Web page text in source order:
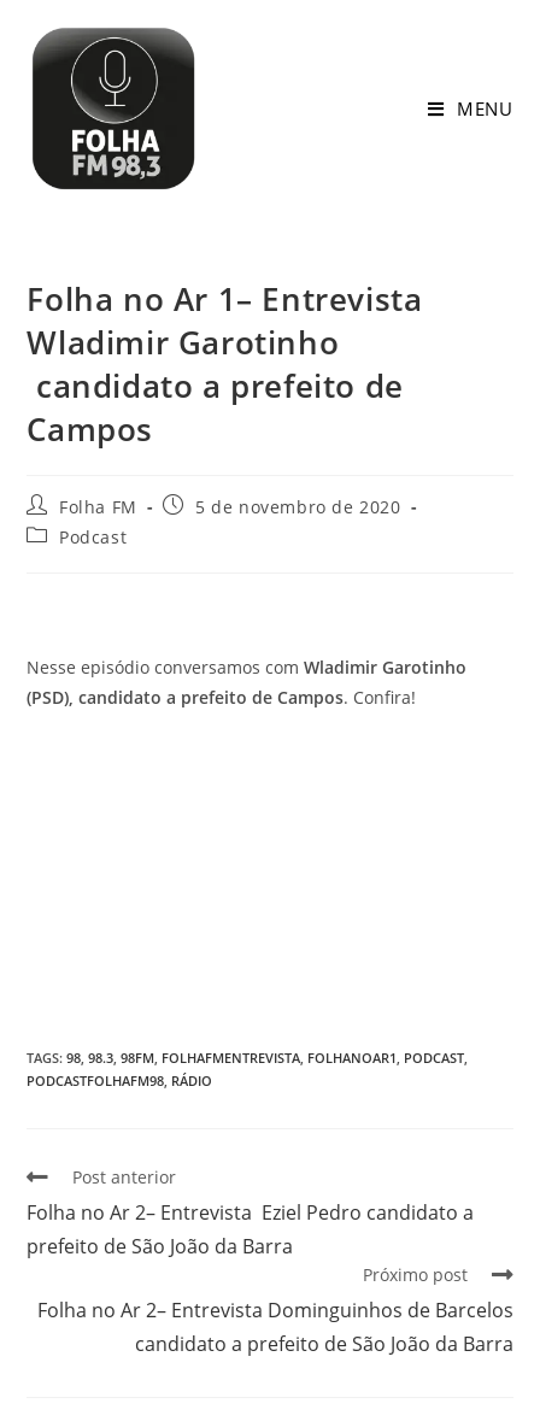
MENU
Folha no Ar 1– Entrevista
Wladimir Garotinho
candidato a prefeito de
Campos
Folha FM
5 de novembro de 2020
Podcast
Nesse episódio conversamos comWladimir Garotinho
(PSD), candidato a prefeito de Campos. Confira!
TAGS:98 98.3 98FM FOLHAFMENTREVISTA FOLHANOAR1 PODCAST
PODCASTFOLHAFM98 RÁDIO
Post anterior
Folha no Ar 2– Entrevista Eziel Pedro candidato a
prefeito de São João da Barra
Próximo post
Folha no Ar 2– Entrevista Dominguinhos de Barcelos
candidato a prefeito de São João da Barra